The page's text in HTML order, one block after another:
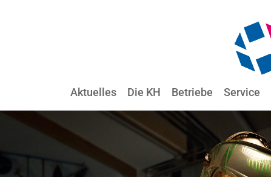
Aktuelles Die KH Betriebe Service